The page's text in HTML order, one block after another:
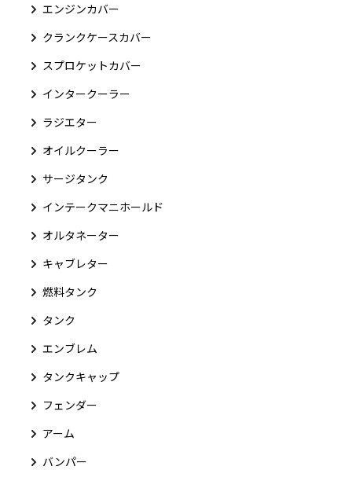
エンジンカバー
クランクケースカバー
スプロケットカバー
インタークーラー
ラジエター
オイルクーラー
サージタンク
インテークマニホールド
オルタネーター
キャブレター
燃料タンク
タンク
エンブレム
タンクキャップ
フェンダー
アーム
バンパー